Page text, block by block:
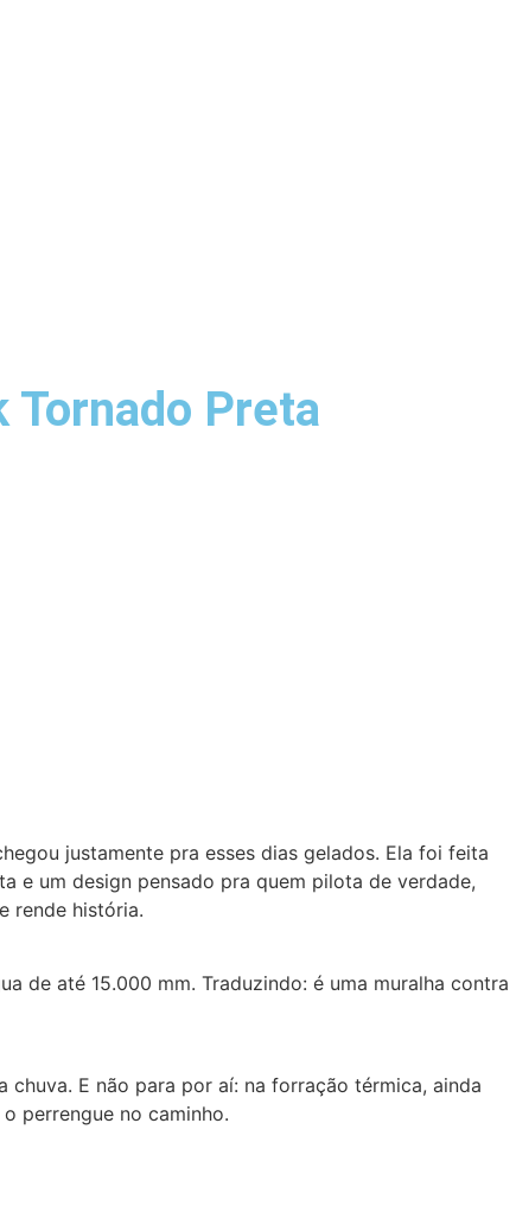
Preta
justamente pra esses dias gelados. Ela foi feita
e um design pensado pra quem pilota de verdade,
rende história.
de até 15.000 mm. Traduzindo: é uma muralha contra
E não para por aí: na forração térmica, ainda
perrengue no caminho.